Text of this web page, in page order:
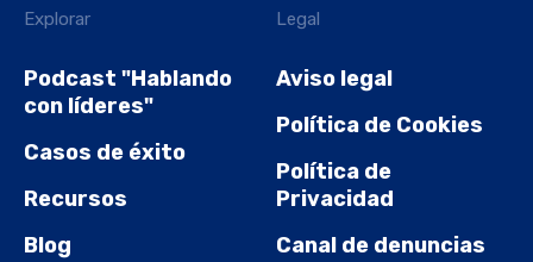
Explorar
Podcast "Hablando
con líderes"
Casos de éxito
Recursos
Blog
Legal
Aviso legal
Política de Cookies
Política de
Privacidad
Canal de denuncias